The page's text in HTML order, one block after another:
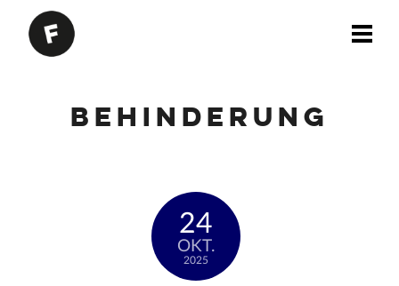
Behinderung
24
OKT.
2025